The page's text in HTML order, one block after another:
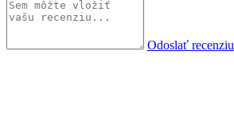
Odoslať recenziu